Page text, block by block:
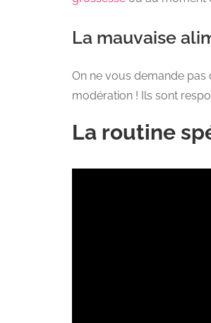
La mauvaise
On ne vous demande
modération ! Ils sont
La routine